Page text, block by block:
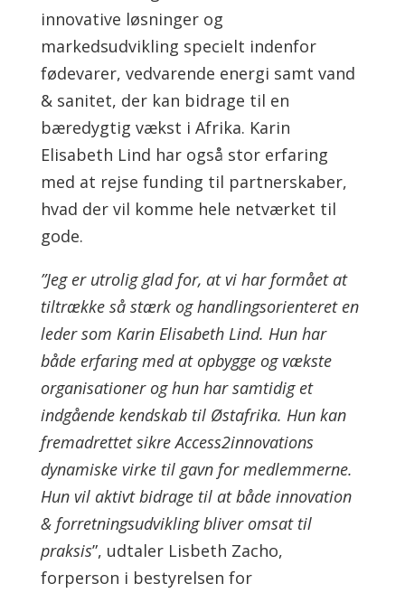
innovative løsninger og
markedsudvikling specielt indenfor
fødevarer, vedvarende energi samt vand
& sanitet, der kan bidrage til en
bæredygtig vækst i Afrika. Karin
Elisabeth Lind har også stor erfaring
med at rejse funding til partnerskaber,
hvad der vil komme hele netværket til
gode.
”Jeg er utrolig glad for, at vi har formået at
tiltrække så stærk og handlingsorienteret en
leder som Karin Elisabeth Lind. Hun har
både erfaring med at opbygge og vækste
organisationer og hun har samtidig et
indgående kendskab til Østafrika. Hun kan
fremadrettet sikre Access2innovations
dynamiske virke til gavn for medlemmerne.
Hun vil aktivt bidrage til at både innovation
& forretningsudvikling bliver omsat til
praksis”, udtaler Lisbeth Zacho,
forperson i bestyrelsen for